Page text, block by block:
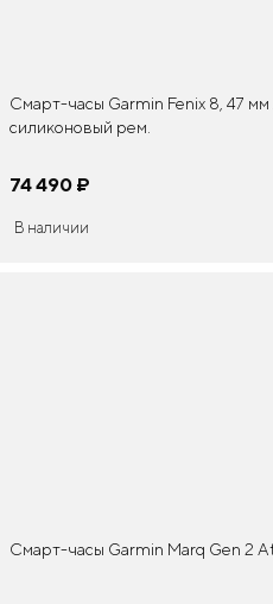
Смарт-часы Garmin Fenix 8, 47
силиконовый рем.
74 490 ¤
В наличии
Смарт-часы Garmin Marq Gen 2